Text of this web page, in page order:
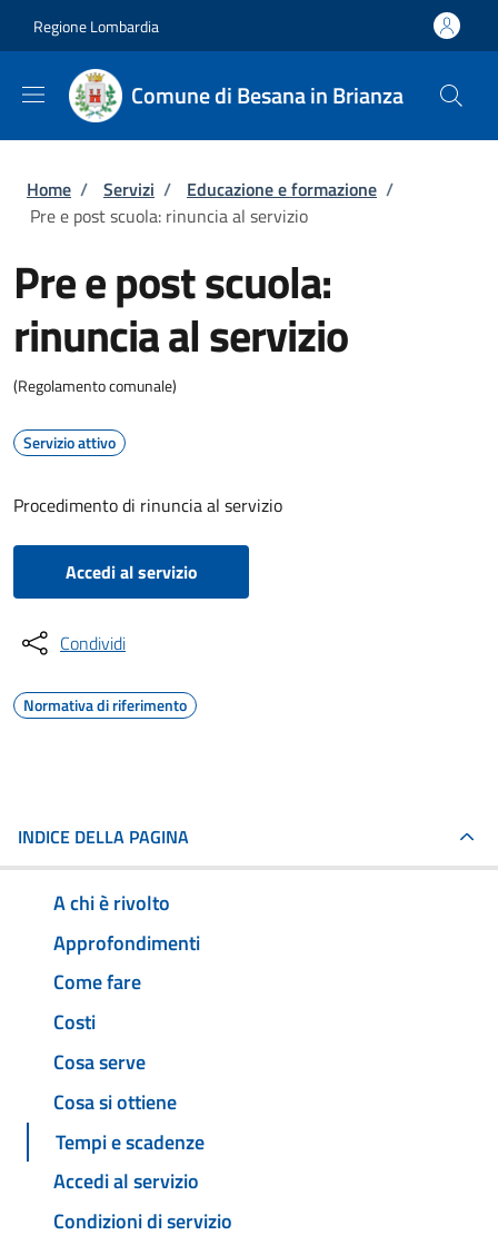
Regione Lombardia
Comune di Besana in Brianza
Briciole di pane
Home / Servizi / Educazione e formazione /
Pre e post scuola: rinuncia al servizio
Pre e post scuola:
rinuncia al servizio
(Regolamento comunale)
Servizio attivo
Procedimento di rinuncia al servizio
Accedi al servizio
Condividi
Normativa di riferimento
INDICE DELLA PAGINA
A chi è rivolto
Approfondimenti
Come fare
Costi
Cosa serve
Cosa si ottiene
Tempi e scadenze
Accedi al servizio
Condizioni di servizio